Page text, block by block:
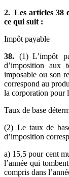
2. Les articles 38
ce qui suit :
Impôt payable
38. (1) L’impôt
d’imposition aux
imposable ou son
correspond au
la corporation pour
Taux de base
(2) Le taux de
d’imposition
a) 15,5 pour cent
l’année qui
compris dans